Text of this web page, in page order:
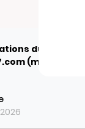
du journal
(mesinfos.fr)